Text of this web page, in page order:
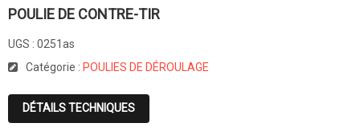
POULIE DE CONTRE-TIR
UGS : 0251as
Catégorie : POULIES DE DÉROULAGE
DÉTAILS TECHNIQUES